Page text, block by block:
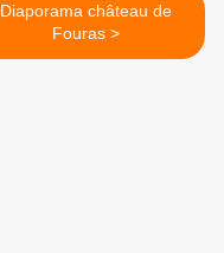
Diaporama château de
Fouras >